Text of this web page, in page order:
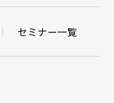
セミナー一覧